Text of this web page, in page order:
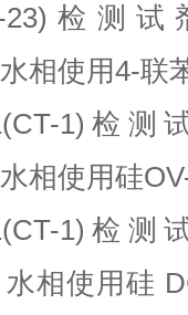
23)检测
相使用4-联
1)检测
相使用硅
1)检测
相使用硅